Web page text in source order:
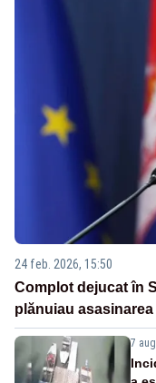
24 feb. 2026, 15:50
Complot dejucat în
plănuiau
7